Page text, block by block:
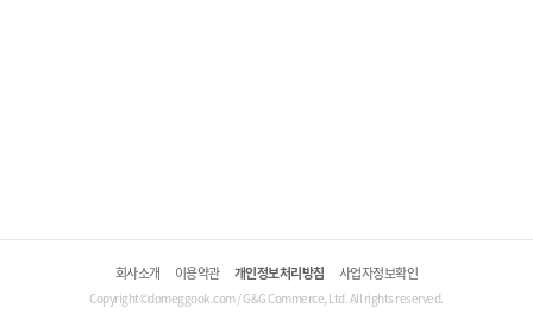
회사소개 이용약관 개인정보처리방침 사업자정보확인
Copyright©domeggook.com / G&G Commerce, Ltd. All rights reserved.